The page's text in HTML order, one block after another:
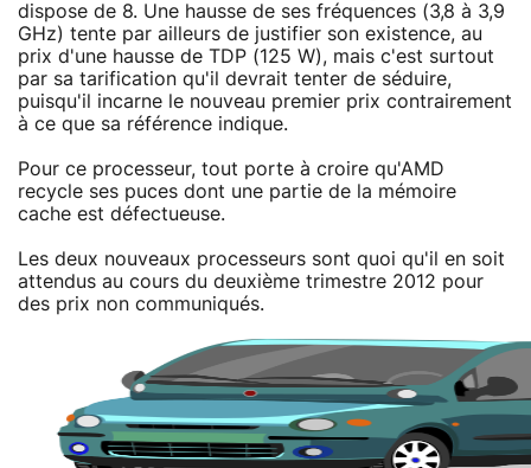
dispose de 8. Une hausse de ses fréquences (3,8 à 3,9
GHz) tente par ailleurs de justifier son existence, au
prix d'une hausse de TDP (125 W), mais c'est surtout
par sa tarification qu'il devrait tenter de séduire,
puisqu'il incarne le nouveau premier prix contrairement
à ce que sa référence indique.
Pour ce processeur, tout porte à croire qu'AMD
recycle ses puces dont une partie de la mémoire
cache est défectueuse.
Les deux nouveaux processeurs sont quoi qu'il en soit
attendus au cours du deuxième trimestre 2012 pour
des prix non communiqués.